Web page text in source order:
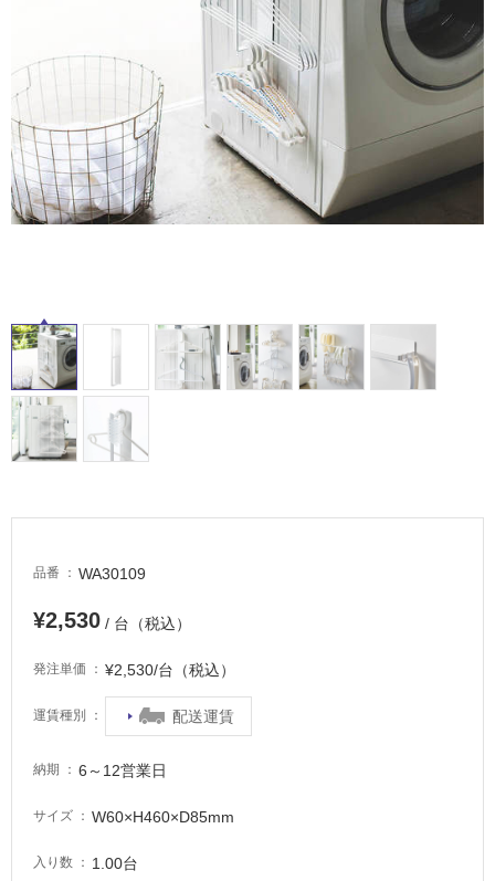
新商品
チャンネル
オンライン相談
品番 WA30109
¥2,530 / 台（税込）
発注単価 ¥2,530/台（税込）
運賃種別 配送運賃
納期 6～12営業日
サイズ W60×H460×D85mm
入り数 1.00台
屋
内
床・
屋
外
床・
浴
駐
車
場
非
常
に
る
適
て
が
注
が
要